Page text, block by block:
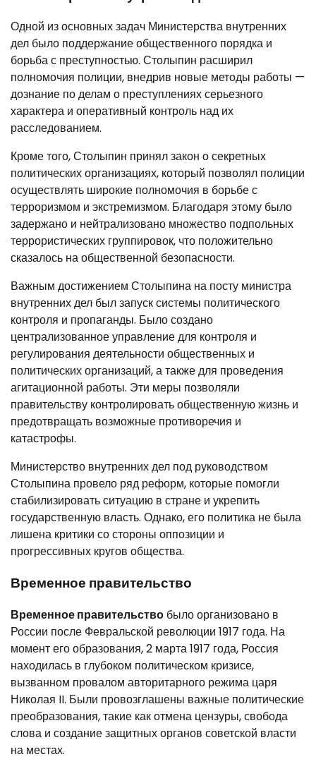
Одной из основных задач Министерства внутренних
дел было поддержание общественного порядка и
борьба с преступностью. Столыпин расширил
полномочия полиции, внедрив новые методы работы —
дознание по делам о преступлениях серьезного
характера и оперативный контроль над их
расследованием.
Кроме того, Столыпин принял закон о секретных
политических организациях, который позволял полиции
осуществлять широкие полномочия в борьбе с
терроризмом и экстремизмом. Благодаря этому было
задержано и нейтрализовано множество подпольных
террористических группировок, что положительно
сказалось на общественной безопасности.
Важным достижением Столыпина на посту министра
внутренних дел был запуск системы политического
контроля и пропаганды. Было создано
централизованное управление для контроля и
регулирования деятельности общественных и
политических организаций, а также для проведения
агитационной работы. Эти меры позволяли
правительству контролировать общественную жизнь и
предотвращать возможные противоречия и
катастрофы.
Министерство внутренних дел под руководством
Столыпина провело ряд реформ, которые помогли
стабилизировать ситуацию в стране и укрепить
государственную власть. Однако, его политика не была
лишена критики со стороны оппозиции и
прогрессивных кругов общества.
Временное правительство
Временное правительство было организовано в
России после Февральской революции 1917 года. На
момент его образования, 2 марта 1917 года, Россия
находилась в глубоком политическом кризисе,
вызванном провалом авторитарного режима царя
Николая II. Были провозглашены важные политические
преобразования, такие как отмена цензуры, свобода
слова и создание защитных органов советской власти
на местах.